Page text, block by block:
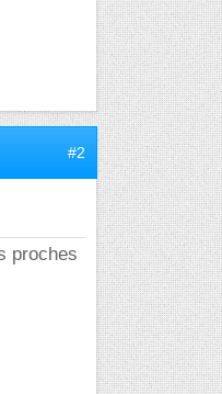
#2
proches